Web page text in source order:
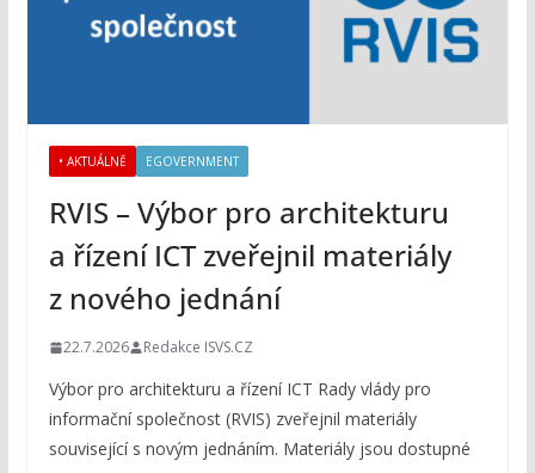
• AKTUÁLNĚ EGOVERNMENT
RVIS – Výbor pro architekturu
a řízení ICT zveřejnil materiály
z nového jednání
22.7.2026 Redakce ISVS.CZ
Výbor pro architekturu a řízení ICT Rady vlády pro
informační společnost (RVIS) zveřejnil materiály
související s novým jednáním. Materiály jsou dostupné